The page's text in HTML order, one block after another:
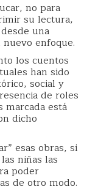
no para
su lectura,
una
enfoque.
los cuentos
han sido
social y
de roles
marcada está
dicho
esas obras, si
niñas las
poder
de otro modo.